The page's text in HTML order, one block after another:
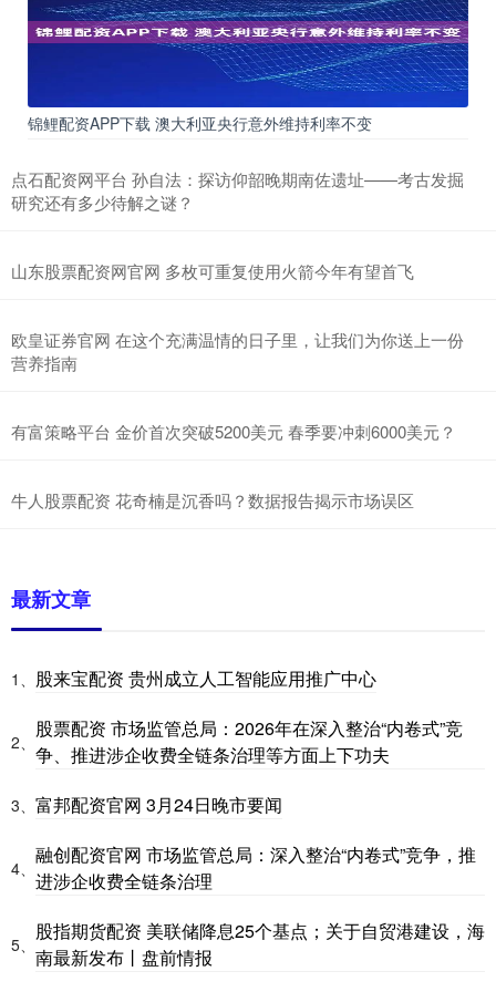
锦鲤配资APP下载 澳大利亚央行意外维持利率不变
点石配资网平台 孙自法：探访仰韶晚期南佐遗址——考古发掘
研究还有多少待解之谜？
山东股票配资网官网 多枚可重复使用火箭今年有望首飞
欧皇证券官网 在这个充满温情的日子里，让我们为你送上一份
营养指南
有富策略平台 金价首次突破5200美元 春季要冲刺6000美元？
牛人股票配资 花奇楠是沉香吗？数据报告揭示市场误区
最新文章
1、 股来宝配资 贵州成立人工智能应用推广中心
2、
股票配资 市场监管总局：2026年在深入整治“内卷式”竞
争、推进涉企收费全链条治理等方面上下功夫
3、 富邦配资官网 3月24日晚市要闻
4、
融创配资官网 市场监管总局：深入整治“内卷式”竞争，推
进涉企收费全链条治理
5、
股指期货配资 美联储降息25个基点；关于自贸港建设，海
南最新发布丨盘前情报